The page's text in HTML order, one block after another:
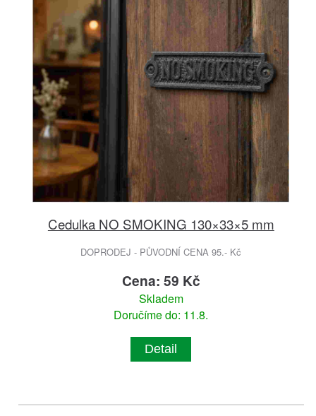
Cedulka NO SMOKING 130×33×5 mm
DOPRODEJ - PŮVODNÍ CENA 95.- Kč
Cena: 59 Kč
Skladem
Doručíme do: 11.8.
Detail